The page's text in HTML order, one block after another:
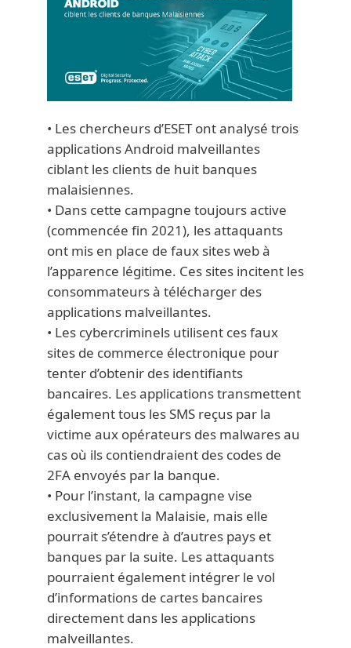
• Les chercheurs d’ESET ont analysé trois
applications Android malveillantes
ciblant les clients de huit banques
malaisiennes.
• Dans cette campagne toujours active
(commencée fin 2021), les attaquants
ont mis en place de faux sites web à
l’apparence légitime. Ces sites incitent les
consommateurs à télécharger des
applications malveillantes.
• Les cybercriminels utilisent ces faux
sites de commerce électronique pour
tenter d’obtenir des identifiants
bancaires. Les applications transmettent
également tous les SMS reçus par la
victime aux opérateurs des malwares au
cas où ils contiendraient des codes de
2FA envoyés par la banque.
• Pour l’instant, la campagne vise
exclusivement la Malaisie, mais elle
pourrait s’étendre à d’autres pays et
banques par la suite. Les attaquants
pourraient également intégrer le vol
d’informations de cartes bancaires
directement dans les applications
malveillantes.